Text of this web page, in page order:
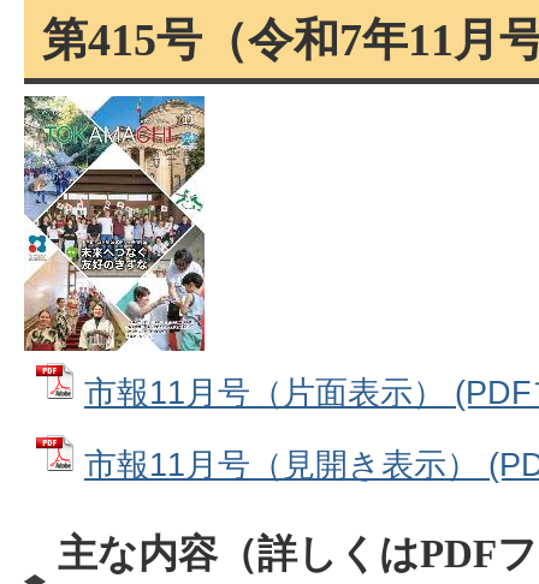
第415号（令和7年11月
市報11月号（片面表示）
市報11月号（見開き表示）
主な内容（詳しくはPDF